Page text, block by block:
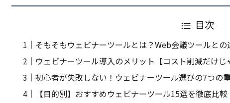
目次
そもそもウェビナーツールとは？Web会議ツールとの
ウェビナーツール導入のメリット【コスト削減だけじ
初心者が失敗しない！ウェビナーツール選びの7つの
【目的別】おすすめウェビナーツール15選を徹底比較